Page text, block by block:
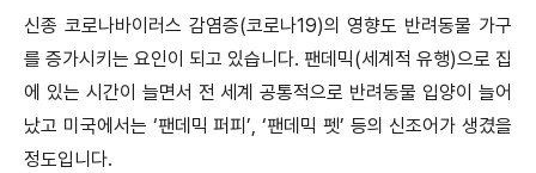
신종 코로나바이러스 감염증(코로나19)의 영향도 반려동물 가구
를 증가시키는 요인이 되고 있습니다. 팬데믹(세계적 유행)으로 집
에 있는 시간이 늘면서 전 세계 공통적으로 반려동물 입양이 늘어
났고 미국에서는 ‘팬데믹 퍼피’, ‘팬데믹 펫’ 등의 신조어가 생겼을
정도입니다.